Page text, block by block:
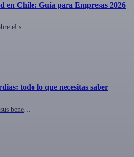
en Chile: Guía para Empresas 2026
Todo lo que necesitas saber sobre el seguro colectivo de salud para tu empresa en Chile: coberturas, costos, cómo contratar y las mejores opciones del mercado.
todo lo que necesitas saber